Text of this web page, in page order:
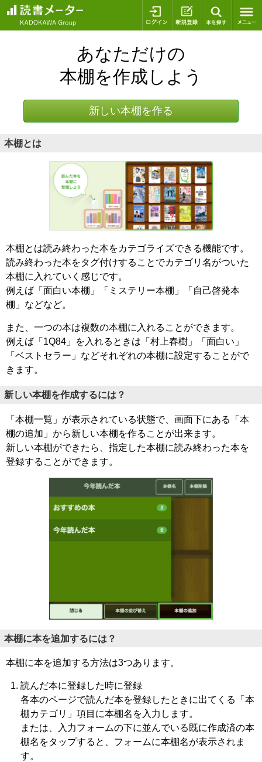
ログイン 新規登録
あなただけの
本棚を作成しよう
新しい本棚を作る
本棚とは
本棚とは読み終わった本をカテゴライズできる機能です。
読み終わった本をタグ付けすることでカテゴリ名がついた
本棚に入れていく感じです。
例えば「面白い本棚」「ミステリー本棚」「自己啓発本
棚」などなど。
また、一つの本は複数の本棚に入れることができます。
例えば「1Q84」を入れるときは「村上春樹」「面白い」
「ベストセラー」などそれぞれの本棚に設定することがで
きます。
新しい本棚を作成するには？
「本棚一覧」が表示されている状態で、画面下にある「本
棚の追加」から新しい本棚を作ることが出来ます。
新しい本棚ができたら、指定した本棚に読み終わった本を
登録することができます。
本棚に本を追加するには？
本棚に本を追加する方法は3つあります。
読んだ本に登録した時に登録
各本のページで読んだ本を登録したときに出てくる「本
棚カテゴリ」項目に本棚名を入力します。
または、入力フォームの下に並んでいる既に作成済の本
棚名をタップすると、フォームに本棚名が表示されま
す。